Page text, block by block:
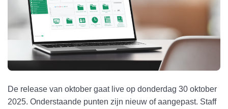
De release van oktober gaat live op donderdag 30 oktober
2025. Onderstaande punten zijn nieuw of aangepast. Staff